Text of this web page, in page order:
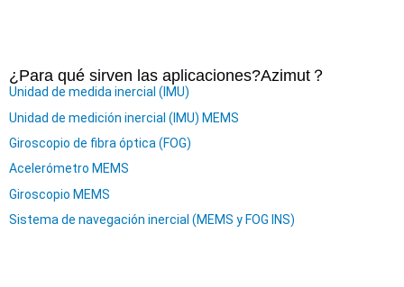
¿Para qué sirven las aplicaciones?Azimut ？
Unidad de medida inercial (IMU)
Unidad de medición inercial (IMU) MEMS
Giroscopio de fibra óptica (FOG)
Acelerómetro MEMS
Giroscopio MEMS
Sistema de navegación inercial (MEMS y FOG INS)